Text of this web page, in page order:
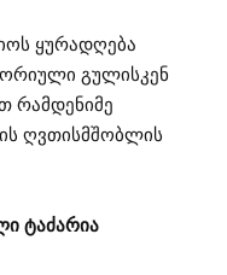
ყურადღება
გულისკენ
რამდენიმე
ღვთისმშობლის
ტაძარია